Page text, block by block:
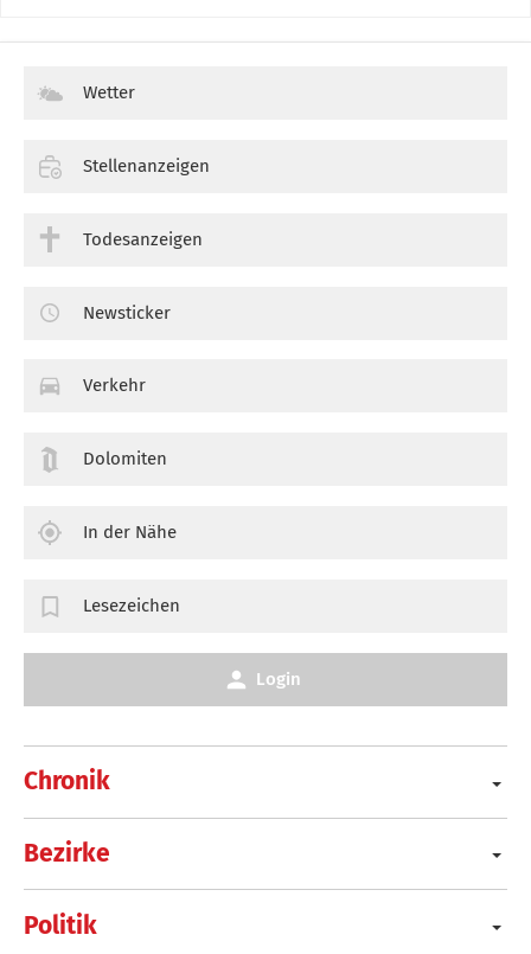
Chronik
Bezirke
Politik
Wetter
Stellenanzeigen
Todesanzeigen
Newsticker
Verkehr
Dolomiten
In der Nähe
Lesezeichen
Login